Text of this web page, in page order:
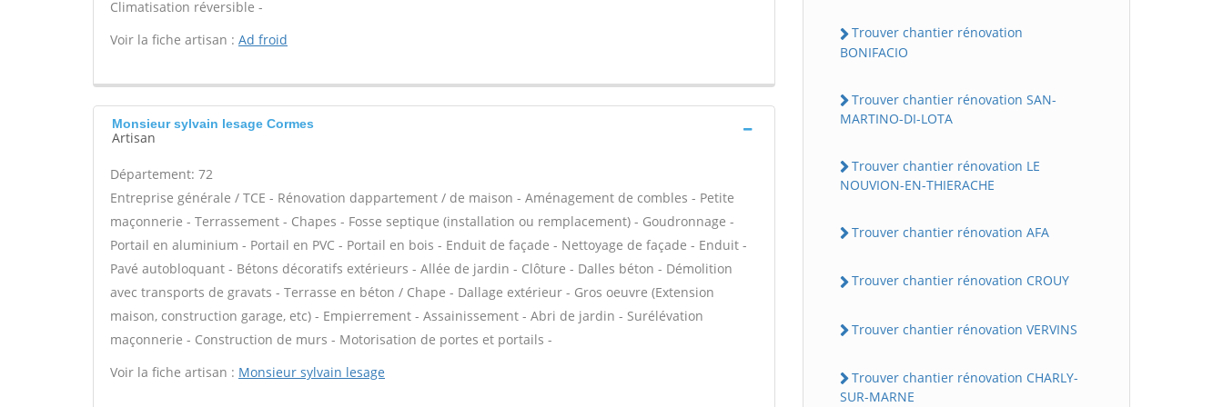
Climatisation réversible -
Voir la fiche artisan : Ad froid
Monsieur sylvain lesage Cormes
Artisan
Département: 72
Entreprise générale / TCE - Rénovation dappartement / de maison - Aménagement de combles - Petite
maçonnerie - Terrassement - Chapes - Fosse septique (installation ou remplacement) - Goudronnage -
Portail en aluminium - Portail en PVC - Portail en bois - Enduit de façade - Nettoyage de façade - Enduit -
Pavé autobloquant - Bétons décoratifs extérieurs - Allée de jardin - Clôture - Dalles béton - Démolition
avec transports de gravats - Terrasse en béton / Chape - Dallage extérieur - Gros oeuvre (Extension
maison, construction garage, etc) - Empierrement - Assainissement - Abri de jardin - Surélévation
maçonnerie - Construction de murs - Motorisation de portes et portails -
Voir la fiche artisan : Monsieur sylvain lesage
Trouver chantier rénovation
BONIFACIO
Trouver chantier rénovation SAN-
MARTINO-DI-LOTA
Trouver chantier rénovation LE
NOUVION-EN-THIERACHE
Trouver chantier rénovation AFA
Trouver chantier rénovation CROUY
Trouver chantier rénovation VERVINS
Trouver chantier rénovation CHARLY-
SUR-MARNE